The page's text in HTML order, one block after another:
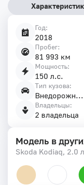
Год:
2018
Пробег:
81 993 км
Мощность:
150 л.с.
Тип кузова:
Внедорожник 5 дв.
Владельцы:
2 владельца
Модель в
Skoda Kodiaq, 2.0